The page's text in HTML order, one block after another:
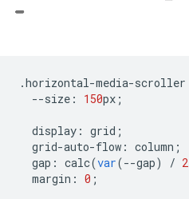
.horizontal-media-scroller
--size : 150px ;
display : grid ;
grid-auto-flow : column ;
gap : calc(var(--gap) / 2
margin : 0 ;